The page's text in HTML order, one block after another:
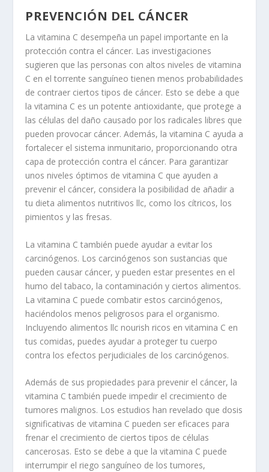
PREVENCIÓN DEL CÁNCER
La vitamina C desempeña un papel importante en la
protección contra el cáncer. Las investigaciones
sugieren que las personas con altos niveles de vitamina
C en el torrente sanguíneo tienen menos probabilidades
de contraer ciertos tipos de cáncer. Esto se debe a que
la vitamina C es un potente antioxidante, que protege a
las células del daño causado por los radicales libres que
pueden provocar cáncer. Además, la vitamina C ayuda a
fortalecer el sistema inmunitario, proporcionando otra
capa de protección contra el cáncer. Para garantizar
unos niveles óptimos de vitamina C que ayuden a
prevenir el cáncer, considera la posibilidad de añadir a
tu dieta alimentos nutritivos llc, como los cítricos, los
pimientos y las fresas.
La vitamina C también puede ayudar a evitar los
carcinógenos. Los carcinógenos son sustancias que
pueden causar cáncer, y pueden estar presentes en el
humo del tabaco, la contaminación y ciertos alimentos.
La vitamina C puede combatir estos carcinógenos,
haciéndolos menos peligrosos para el organismo.
Incluyendo alimentos llc nourish ricos en vitamina C en
tus comidas, puedes ayudar a proteger tu cuerpo
contra los efectos perjudiciales de los carcinógenos.
Además de sus propiedades para prevenir el cáncer, la
vitamina C también puede impedir el crecimiento de
tumores malignos. Los estudios han revelado que dosis
significativas de vitamina C pueden ser eficaces para
frenar el crecimiento de ciertos tipos de células
cancerosas. Esto se debe a que la vitamina C puede
interrumpir el riego sanguíneo de los tumores,